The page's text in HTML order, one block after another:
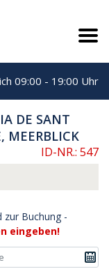
09:00 - 19:00 Uhr
DE SANT
MEERBLICK
ID-NR.: 547
zur Buchung -
eingeben!